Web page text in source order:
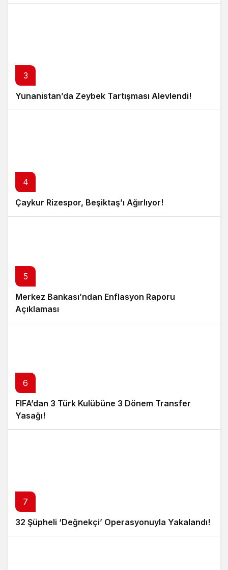
3
Yunanistan’da Zeybek Tartışması Alevlendi!
4
Çaykur Rizespor, Beşiktaş’ı Ağırlıyor!
5
Merkez Bankası’ndan Enflasyon Raporu
Açıklaması
6
FIFA’dan 3 Türk Kulübüne 3 Dönem Transfer
Yasağı!
7
32 Şüpheli ‘Değnekçi’ Operasyonuyla Yakalandı!